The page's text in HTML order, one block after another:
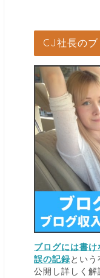
CJ社長のブ
ブログには書
誤の記録とい
公開し詳しく解